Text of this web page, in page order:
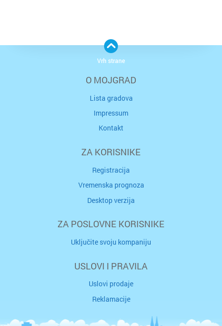
O MOJGRAD
Lista gradova
Impressum
Kontakt
ZA KORISNIKE
Registracija
Vremenska prognoza
Desktop verzija
ZA POSLOVNE KORISNIKE
Uključite svoju kompaniju
USLOVI I PRAVILA
Uslovi prodaje
Reklamacije
Vrh strane